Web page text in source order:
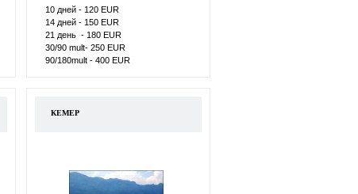
10 дней - 120 ЕUR
14 дней - 150 ЕUR
21 день - 180 ЕUR
30/90 mult- 250 ЕUR
90/180mult - 400 ЕUR
КЕМЕР